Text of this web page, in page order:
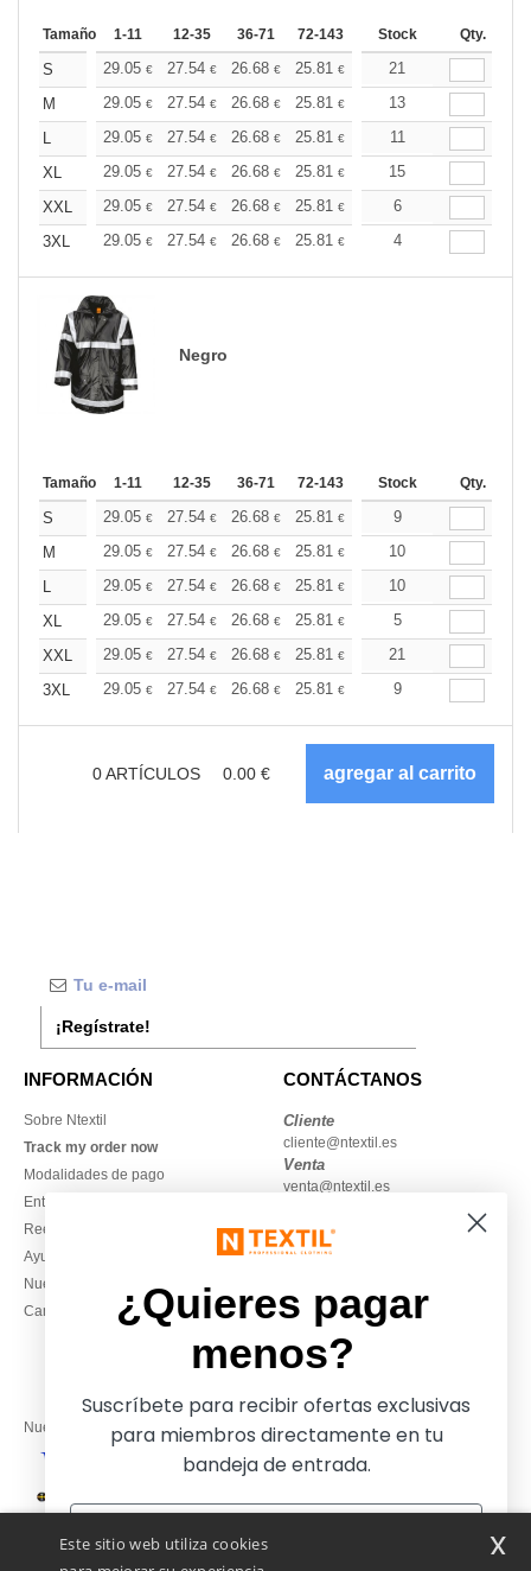
Tamaño 1-11 12-35 36-71 72-143 144-287 288 +
Stock Qty.
S 29.05 € 27.54 € 26.68 € 25.81 € 24.52€
21
M
29.05 € 27.54 € 26.68 € 25.81 € 24.52€
13
L
29.05 € 27.54 € 26.68 € 25.81 € 24.52€
11
XL
29.05 € 27.54 € 26.68 € 25.81 € 24.52€
15
XXL
29.05 € 27.54 € 26.68 € 25.81 € 24.52
6
3XL
29.05 € 27.54 € 26.68 € 25.81 € 24.52
4
Negro
Tamaño 1-11 12-35 36-71 72-143 144-287 288 +
Stock Qty.
S 29.05 € 27.54 € 26.68 € 25.81 € 24.52
9
M
29.05 € 27.54 € 26.68 € 25.81 € 24.52€
10
L
29.05 € 27.54 € 26.68 € 25.81 € 24.52€
10
XL
29.05 € 27.54 € 26.68 € 25.81 € 24.52
5
XXL
29.05 € 27.54 € 26.68 € 25.81 € 24.52€
21
3XL
29.05 € 27.54 € 26.68 € 25.81 € 24.52
9
0ARTÍCULOS 0.00 €
¡Regístrate!
INFORMACIÓN
Sobre Ntextil
Track my order now
Modalidades de pago
Entrega
Reembolsos / devoluciones
Ayuda & FAQs
Nuestros compromisos
Camisetas locales al por mayor
CONTÁCTANOS
Cliente
cliente@ntextil.es
Venta
venta@ntextil.es
930 410 200
Viernes: 10:00–14:00
Nuestros socios financieros
Este sitio web utiliza cookies
x
¿Quieres pagar
menos?
Suscríbete para recibir ofertas exclusivas
para miembros directamente en tu
bandeja de entrada.